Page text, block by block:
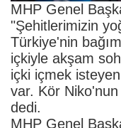
MHP Genel
"Şehitlerimizin
Türkiye'nin
içkiyle akşam
içki içmek
var. Kör
dedi.
MHP Genel